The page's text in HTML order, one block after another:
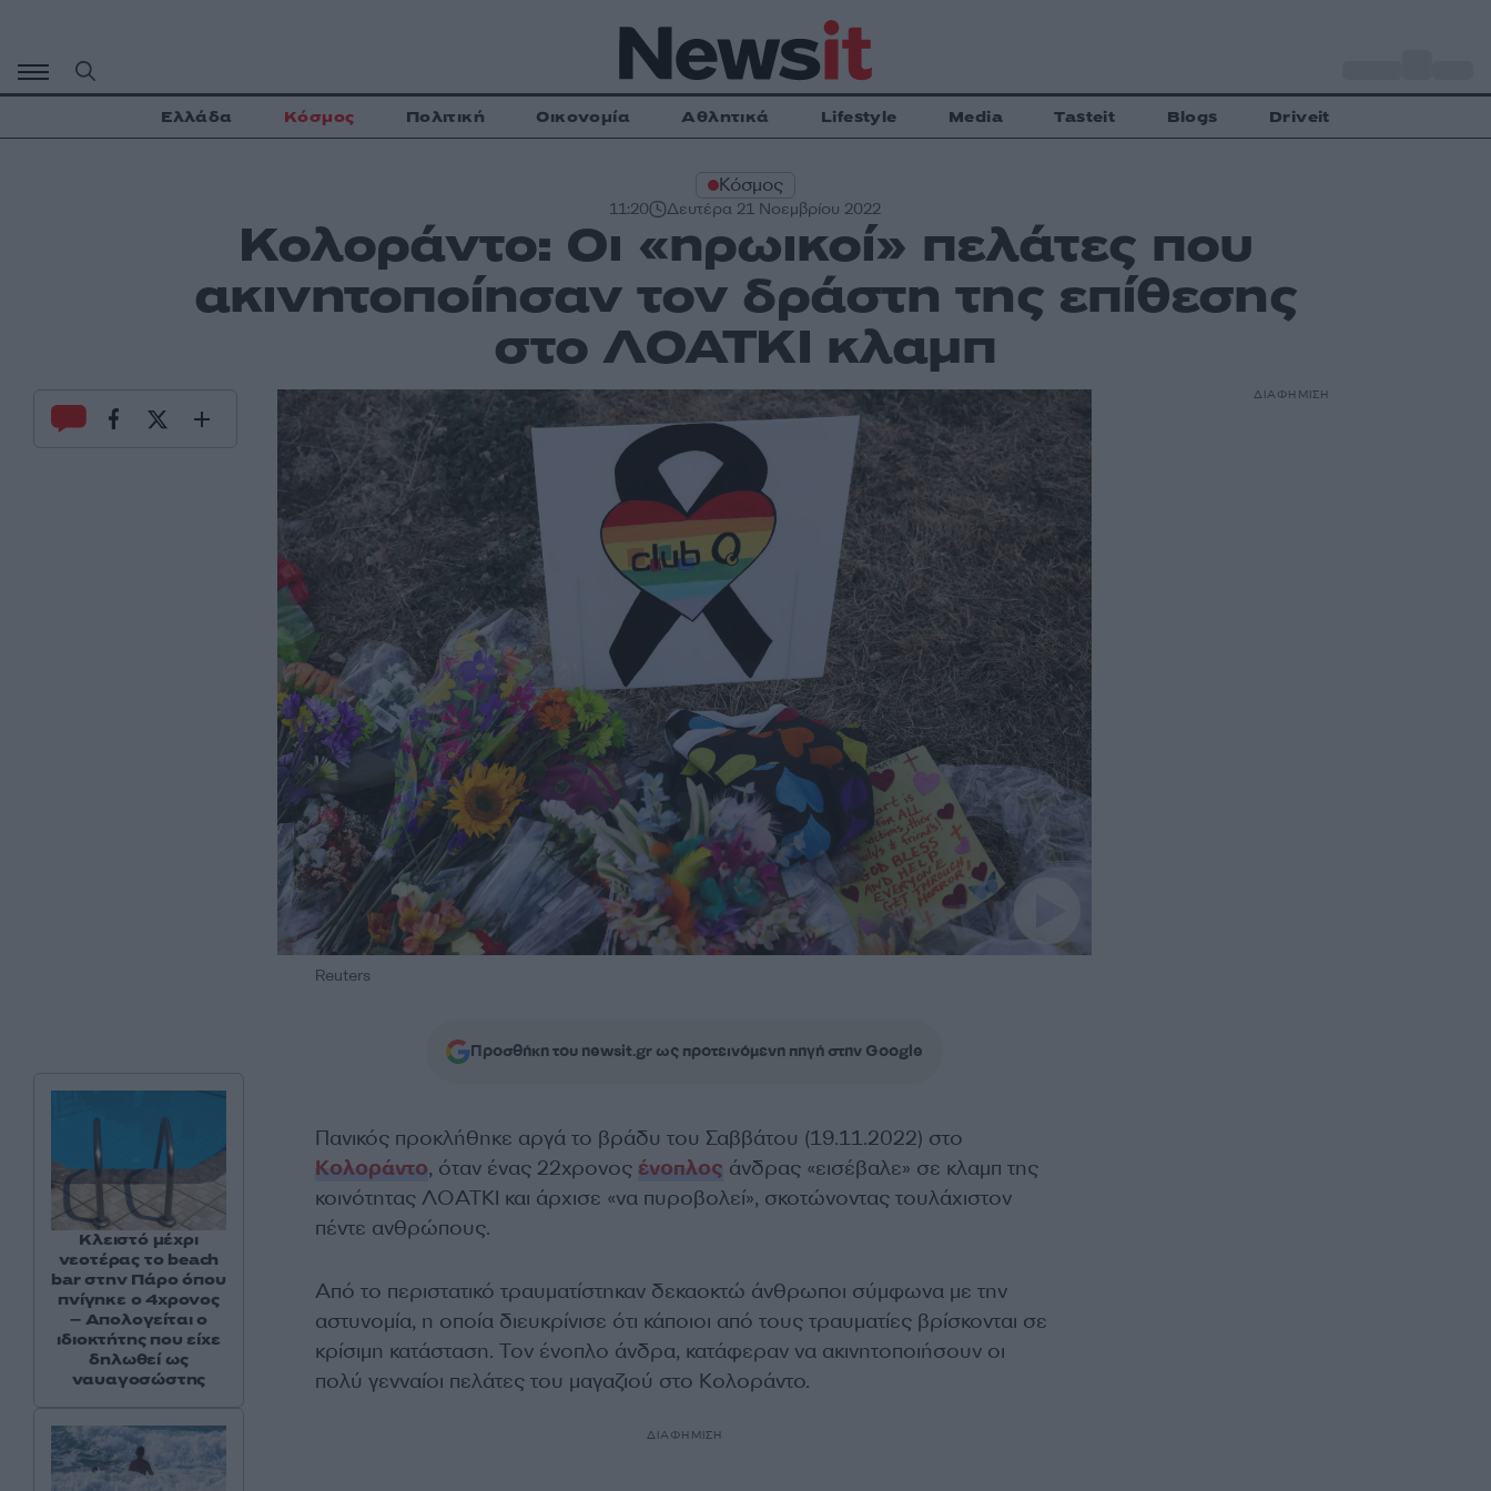
περιεχόμενο
Ελλάδα Κόσμος Πολιτική Οικονομία Αθλητικά Lifestyle Media Tasteit Blogs Driveit
Κόσμος
11:20 Δευτέρα 21 Νοεμβρίου 2022
Κολοράντο: Οι «ηρωικοί» πελάτες που
ακινητοποίησαν τον δράστη της επίθεσης
στο ΛΟΑΤΚΙ κλαμπ
Reuters
Προσθήκη του newsit.gr ως προτεινόμενη πηγή στην Google
Πανικός προκλήθηκε αργά το βράδυ του Σαββάτου (19.11.2022) στο
Κολοράντο, όταν ένας 22χρονος ένοπλος άνδρας «εισέβαλε» σε κλαμπ της
κοινότητας ΛΟΑΤΚΙ και άρχισε «να πυροβολεί», σκοτώνοντας τουλάχιστον
πέντε ανθρώπους.
Από το περιστατικό τραυματίστηκαν δεκαοκτώ άνθρωποι σύμφωνα με την
αστυνομία, η οποία διευκρίνισε ότι κάποιοι από τους τραυματίες βρίσκονται σε
κρίσιμη κατάσταση. Τον ένοπλο άνδρα, κατάφεραν να ακινητοποιήσουν οι
πολύ γενναίοι πελάτες του μαγαζιού στο Κολοράντο.
ΔΙΑΦΗΜΙΣΗ
Κλειστό μέχρι
νεοτέρας το beach
bar στην Πάρο όπου
πνίγηκε ο 4χρονος
– Απολογείται ο
ιδιοκτήτης που είχε
δηλωθεί ως
ναυαγοσώστης
ΔΙΑΦΗΜΙΣΗ